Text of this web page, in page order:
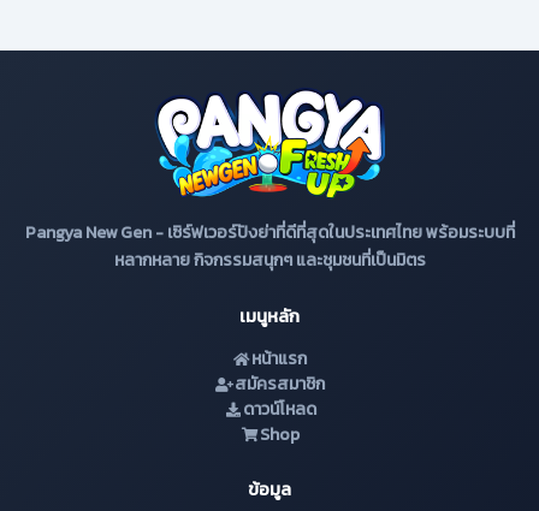
Pangya New Gen - เซิร์ฟเวอร์ปังย่าที่ดีที่สุดในประเทศไทย พร้อมระบบที่
หลากหลาย กิจกรรมสนุกๆ และชุมชนที่เป็นมิตร
เมนูหลัก
หน้าแรก
สมัครสมาชิก
ดาวน์โหลด
Shop
ข้อมูล